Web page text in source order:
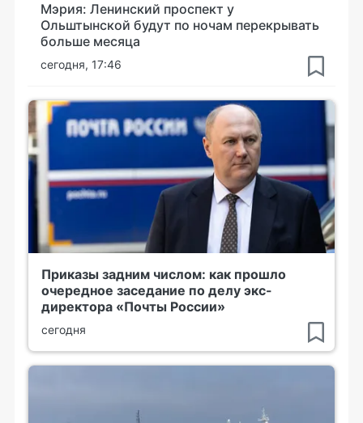
Мэрия: Ленинский проспект у
Ольштынской будут по ночам перекрывать
больше месяца
сегодня, 17:46
Приказы задним числом: как прошло
очередное заседание по делу экс-
директора «Почты России»
сегодня